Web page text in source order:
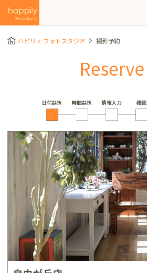
ハピリィ フォトスタジオ 撮影予約
Reserve
日付選択 時間選択 情報入力 確認